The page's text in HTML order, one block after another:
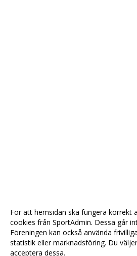
För att hemsidan ska fungera korrekt
cookies från SportAdmin. Dessa går
Föreningen kan också använda
statistik eller marknadsföring. Du
acceptera dessa.